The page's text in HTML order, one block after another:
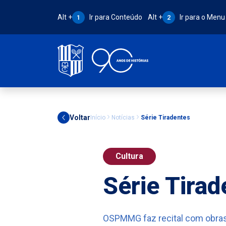
Atalho Alt + 1:
Alt + 1 Ir para Conteúdo Atalho Alt + 2:
Alt + 2 Ir para o Menu
Voltar Início Notícias Série Tiradentes
Cultura
Série
OSPMMG faz recital com